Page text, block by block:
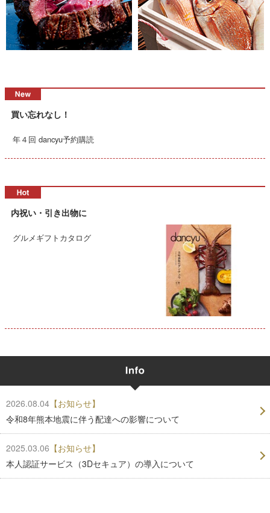
買い忘れなし！
年４回 dancyu予約購読
内祝い・引き出物に
グルメギフトカタログ
2026.08.04 【お知らせ】
令和8年熊本地震に伴う配達への影響について
2025.03.06 【お知らせ】
本人認証サービス（3Dセキュア）の導入について